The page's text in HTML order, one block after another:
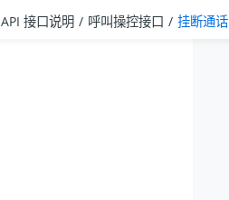
API 接口说明 呼叫操控接口 挂断通话